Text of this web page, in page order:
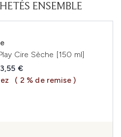
ENSEMBLE
Cire Sèche [150 ml]
:
​​actuel :
€
( 2 % de remise )